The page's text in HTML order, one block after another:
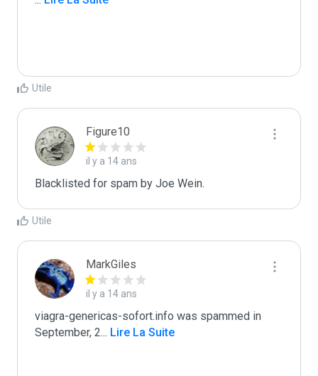
Utile
Figure10
il y a 14 ans
Blacklisted for spam by Joe Wein.
Utile
MarkGiles
il y a 14 ans
viagra-genericas-sofort.info was spammed in
September, 2... Lire La Suite